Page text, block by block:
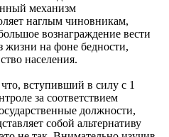
механизм
наглым чиновникам,
вознаграждение вести
на фоне бедности,
населения.
вступивший в силу с 1
за соответствием
должности,
собой альтернативу